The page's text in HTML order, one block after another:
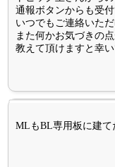
通報ボタンからも受付
いつでもご連絡いた
また何かお気づきの
教えて頂けますと幸い
MLもBL専用板に建て